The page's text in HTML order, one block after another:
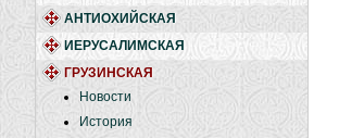
АНТИОХИЙСКАЯ
ИЕРУСАЛИМСКАЯ
ГРУЗИНСКАЯ
Новости
История